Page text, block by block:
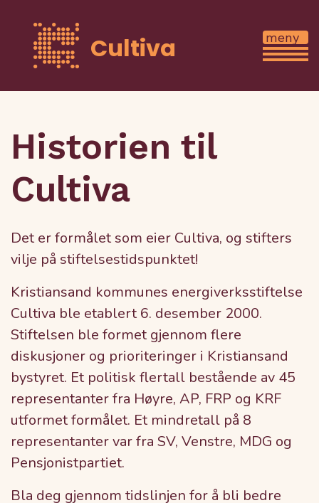
Cultiva
Historien til
Cultiva
Det er formålet som eier Cultiva, og stifters
vilje på stiftelsestidspunktet!
Kristiansand kommunes energiverksstiftelse
Cultiva ble etablert 6. desember 2000.
Stiftelsen ble formet gjennom flere
diskusjoner og prioriteringer i Kristiansand
bystyret. Et politisk flertall bestående av 45
representanter fra Høyre, AP, FRP og KRF
utformet formålet. Et mindretall på 8
representanter var fra SV, Venstre, MDG og
Pensjonistpartiet.
Bla deg gjennom tidslinjen for å bli bedre